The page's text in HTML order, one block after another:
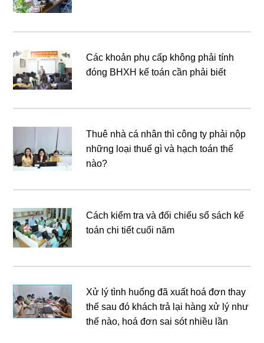
Các khoản phụ cấp không phải tính
đóng BHXH kế toán cần phải biết
Thuê nhà cá nhân thì công ty phải nộp
những loại thuế gì và hạch toán thế
nào?
Cách kiểm tra và đối chiếu sổ sách kế
toán chi tiết cuối năm
Xử lý tình huống đã xuất hoá đơn thay
thế sau đó khách trả lại hàng xử lý như
thế nào, hoá đơn sai sót nhiều lần